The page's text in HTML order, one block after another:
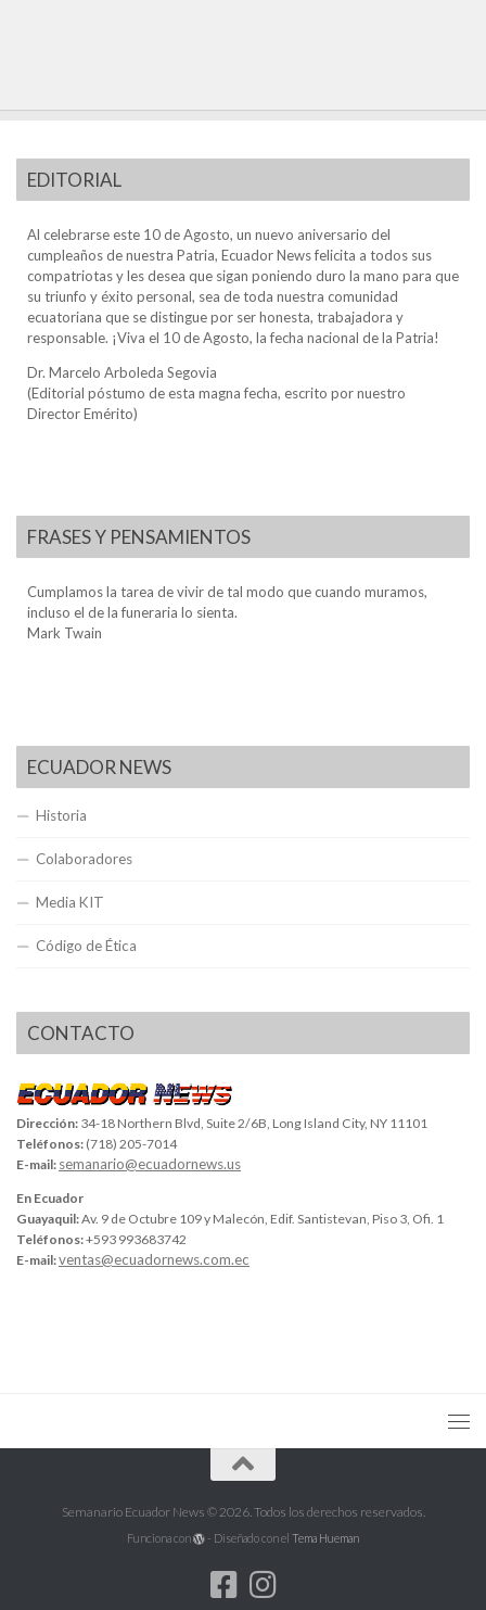
EDITORIAL
Al celebrarse este 10 de Agosto, un nuevo aniversario del
cumpleaños de nuestra Patria, Ecuador News felicita a todos sus
compatriotas y les desea que sigan poniendo duro la mano para que
su triunfo y éxito personal, sea de toda nuestra comunidad
ecuatoriana que se distingue por ser honesta, trabajadora y
responsable. ¡Viva el 10 de Agosto, la fecha nacional de la Patria!
Dr. Marcelo Arboleda Segovia
(Editorial póstumo de esta magna fecha, escrito por nuestro
Director Emérito)
FRASES Y PENSAMIENTOS
Cumplamos la tarea de vivir de tal modo que cuando muramos,
incluso el de la funeraria lo sienta.
Mark Twain
ECUADOR NEWS
Historia
Colaboradores
Media KIT
Código de Ética
CONTACTO
Dirección: 34-18 Northern Blvd, Suite 2/6B, Long Island City, NY 11101
Teléfonos: (718) 205-7014
E-mail: semanario@ecuadornews.us
En Ecuador
Guayaquil:Av. 9 de Octubre 109 y Malecón, Edif. Santistevan, Piso 3, Ofi. 1
Teléfonos:+593 993683742
E-mail:ventas@ecuadornews.com.ec
Semanario Ecuador News © 2026. Todos los derechos reservados.
Funciona con - Diseñado con el Tema Hueman